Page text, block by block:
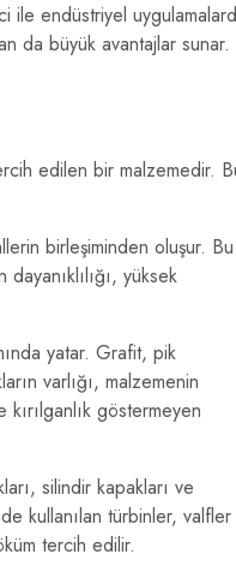
ile endüstriyel
da büyük avantajlar sunar.
edilen bir malzemedir.
birleşiminden oluşur. Bu
yüksek
yatar. Grafit, pik
varlığı, malzemenin
kırılganlık göstermeyen
silindir kapakları ve
kullanılan türbinler, valfler
tercih edilir.